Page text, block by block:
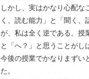
しかし、実はかなり心配
く、読む能力」と「聞く
が、私は全く逆である。授
と「へ？」と思うことがし
今後の授業でかなりまずい
た。